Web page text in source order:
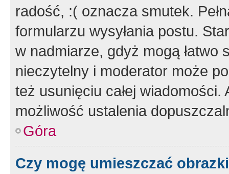
radość, :( oznacza smutek.
formularzu wysyłania postu.
w nadmiarze, gdyż mogą
nieczytelny i moderator może
też usunięciu całej
możliwość ustalenia
Góra
Czy mogę umieszczać